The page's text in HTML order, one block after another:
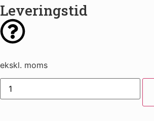
Leveringstid
ekskl. moms